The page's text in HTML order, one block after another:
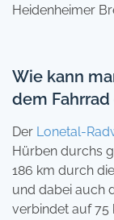
Heidenheimer
Wie kann
dem
Der Lonetal-
Hürben durchs
186 km durch
und dabei auch
verbindet auf 75